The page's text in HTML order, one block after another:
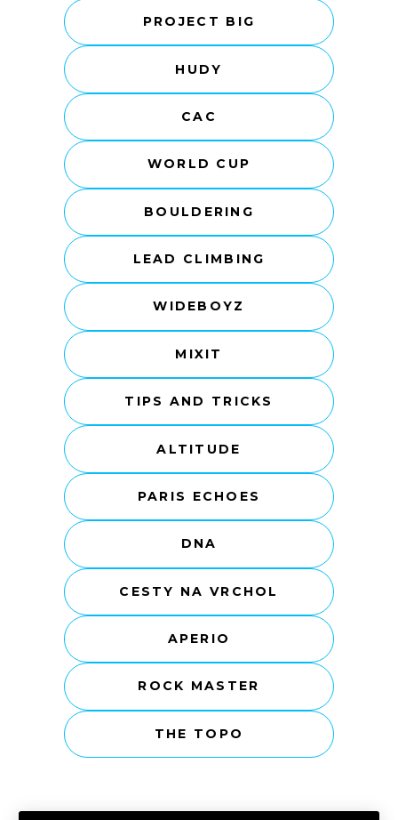
PROJECT BIG
HUDY
CAC
WORLD CUP
BOULDERING
LEAD CLIMBING
WIDEBOYZ
MIXIT
TIPS AND TRICKS
ALTITUDE
PARIS ECHOES
DNA
CESTY NA VRCHOL
APERIO
ROCK MASTER
THE TOPO